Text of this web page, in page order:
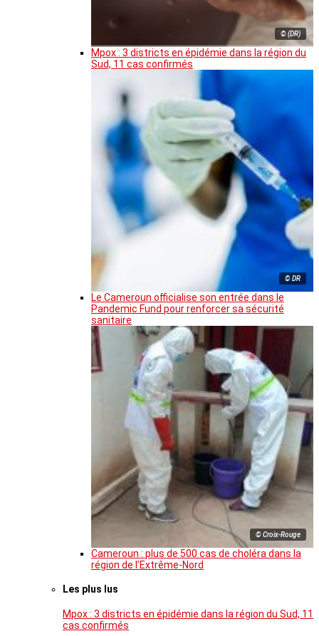
© (DR)
Mpox : 3 districts en épidémie dans la région du
Sud, 11 cas confirmés
© DR
Le Cameroun officialise son entrée dans le
Pandemic Fund pour renforcer sa sécurité
sanitaire
© Croix-Rouge
Cameroun : plus de 500 cas de choléra dans la
région de l’Extrême-Nord
Les plus lus
Mpox : 3 districts en épidémie dans la région du Sud, 11
cas confirmés